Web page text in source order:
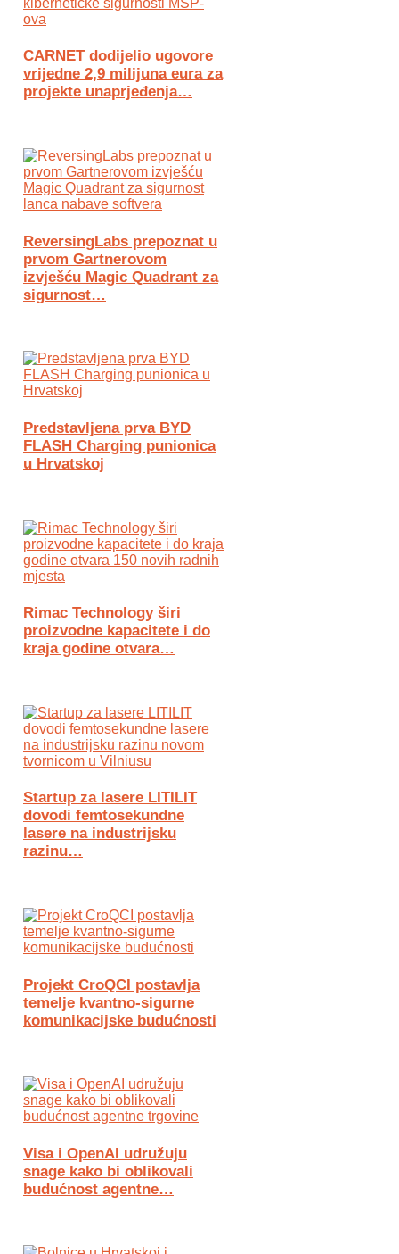
CARNET dodijelio ugovore
vrijedne 2,9 milijuna eura za
projekte unaprjeđenja…
ReversingLabs prepoznat u
prvom Gartnerovom
izvješću Magic Quadrant za
sigurnost…
Predstavljena prva BYD
FLASH Charging punionica
u Hrvatskoj
Rimac Technology širi
proizvodne kapacitete i do
kraja godine otvara…
Startup za lasere LITILIT
dovodi femtosekundne
lasere na industrijsku
razinu…
Projekt CroQCI postavlja
temelje kvantno-sigurne
komunikacijske budućnosti
Visa i OpenAI udružuju
snage kako bi oblikovali
budućnost agentne…